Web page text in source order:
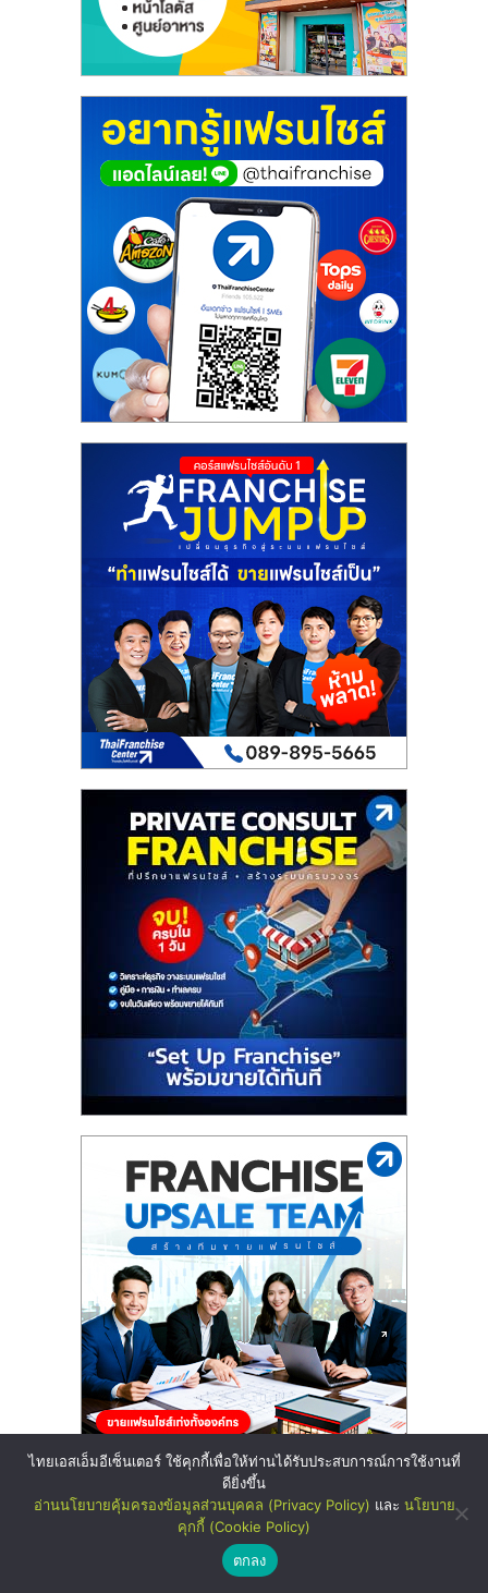
ไทยเอสเอ็มอีเซ็นเตอร์ ใช้คุกกี้เพื่อให้ท่านได้รับประสบการณ์การใช้งานที่
ดียิ่งขึ้น
อ่านนโยบายคุ้มครองข้อมูลส่วนบุคคล (Privacy Policy) และ นโยบาย
คุกกี้ (Cookie Policy)
ตกลง